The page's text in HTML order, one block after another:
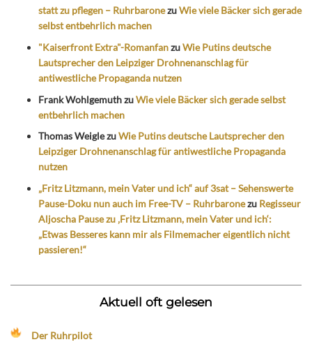
statt zu pflegen – RuhrbaronezuWie viele Bäcker sich gerade
selbst entbehrlich machen
"Kaiserfront Extra"-RomanfanzuWie Putins deutsche
Lautsprecher den Leipziger Drohnenanschlag für
antiwestliche Propaganda nutzen
Frank WohlgemuthzuWie viele Bäcker sich gerade selbst
entbehrlich machen
Thomas WeiglezuWie Putins deutsche Lautsprecher den
Leipziger Drohnenanschlag für antiwestliche Propaganda
nutzen
„Fritz Litzmann, mein Vater und ich“ auf 3sat – Sehenswerte
Pause-Doku nun auch im Free-TV – Ruhrbaronezu Regisseur
Aljoscha Pause zu ‚Fritz Litzmann, mein Vater und ich‘:
„Etwas Besseres kann mir als Filmemacher eigentlich nicht
passieren!“
Aktuell oft gelesen
Der Ruhrpilot